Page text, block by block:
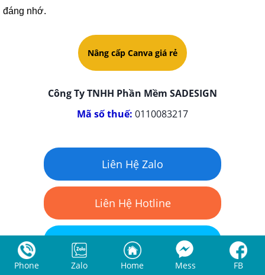
đáng nhớ.
Nâng cấp Canva giá rẻ
Công Ty TNHH Phần Mềm SADESIGN
Mã số thuế: 0110083217
Liên Hệ Zalo
Liên Hệ Hotline
Liên Hệ Facebook
Phone Zalo Home Mess FB